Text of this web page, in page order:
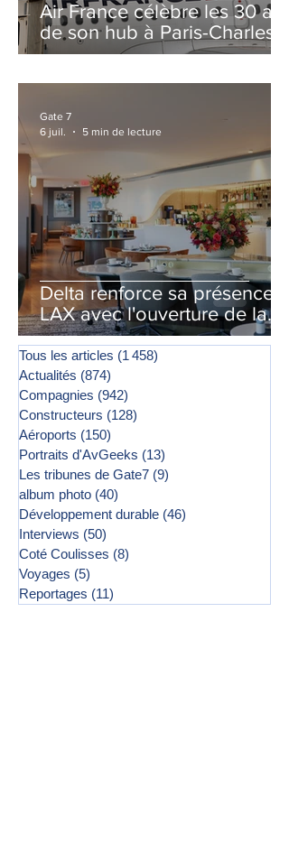
Air France célèbre les 30 ans
de son hub à Paris-Charles
de Gaulle
Delta renforce sa présence à
LAX avec l'ouverture de la
première phase d'un second
salon Delta One
Gate 7
6 juil.
5 min de lecture
Tous les articles (1 458)
Actualités (874)
Compagnies (942)
Constructeurs (128)
Aéroports (150)
Portraits d'AvGeeks (13)
Les tribunes de Gate7 (9)
album photo (40)
Développement durable (46)
Interviews (50)
Coté Coulisses (8)
Voyages (5)
Reportages (11)